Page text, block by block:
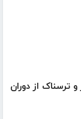
ترسناک از دوران